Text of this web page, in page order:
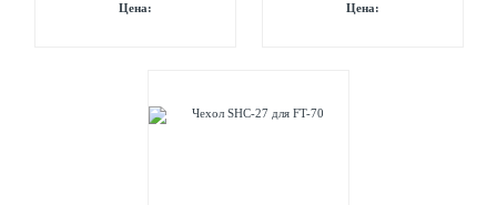
Цена:
Цена: